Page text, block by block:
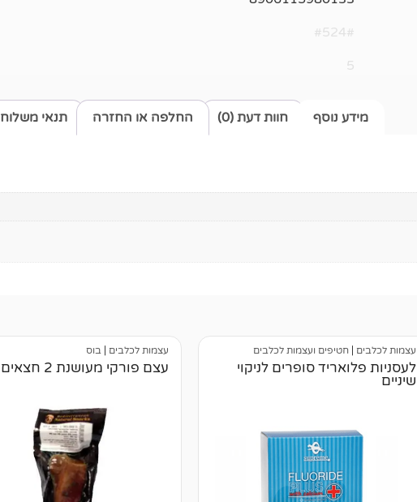
#524#
5
מידע נוסף תנאי משלוח חוות דעת (0) החלפה או החזרה
עצמות לכלבים חטיפים ועצמות לכלבים
לעסניות פלואריד סופרים לניקוי
שיניים
עצמות לכלבים בוס
עצם פורקי מעושנת 2 חצאים לכלב